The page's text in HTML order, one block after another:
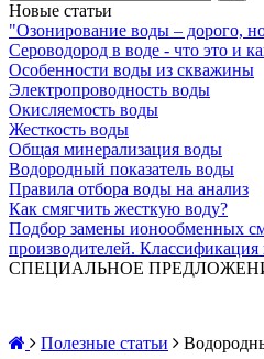
Новые статьи
"Озонирование воды – дорого,
Сероводород в воде - что это и
Особенности воды из скважины
Электропроводность воды
Окисляемость воды
Жесткость воды
Общая минерализация воды
Водородный показатель воды
Правила отбора воды на анализ
Как смягчить жесткую воду?
Подбор замены ионообменных
производителей.
СПЕЦИАЛЬНОЕ
Полезные статьи